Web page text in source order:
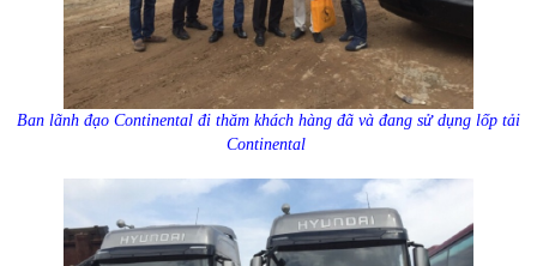
Ban lãnh đạo Continental đi thăm khách hàng đã và đang sử dụng lốp tải
Continental